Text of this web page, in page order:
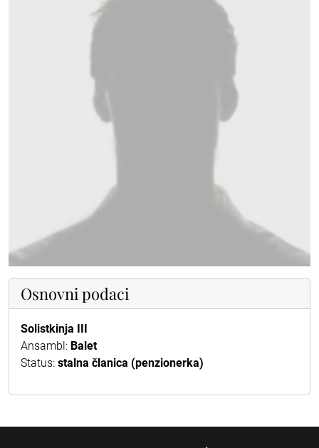
Osnovni podaci
Solistkinja III
Ansambl: Balet
Status: stalna članica (penzionerka)